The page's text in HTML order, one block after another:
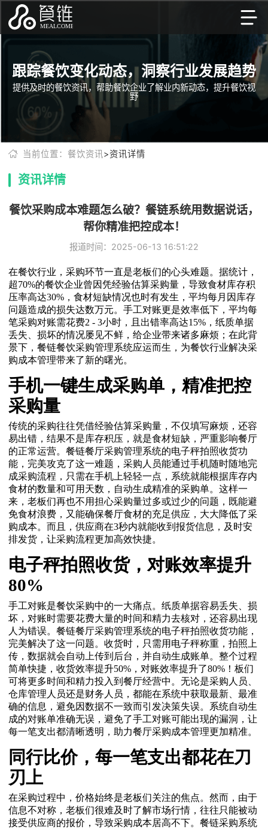
跟踪餐饮变化动态，洞察行业发展趋势
提供及时的餐饮资讯，帮助餐饮企业了解业内新动态，提升餐饮视
野
当前位置：餐饮资讯 >资讯详情
资讯详情
餐饮采购成本难题怎么破？餐链系统用数据说话，
帮你精准把控成本！
报道时间：2025-06-13 16:51:22
在餐饮行业，采购环节一直是老板们的心头难题。据统计，
超70%的餐饮企业曾因凭经验估算采购量，导致食材库存积
压率高达30%，食材短缺情况也时有发生，平均每月因库存
问题造成的损失达数万元。手工对账更是效率低下，平均每
笔采购对账需花费2 - 3小时，且出错率高达15%，纸质单据
丢失、损坏的情况屡见不鲜，给企业带来诸多麻烦；在此背
景下，餐链餐饮采购管理系统应运而生，为餐饮行业解决采
购成本管理带来了新的曙光。
手机一键生成采购单，精准把控
采购量
传统的采购往往凭借经验估算采购量，不仅填写麻烦，还容
易出错，结果不是库存积压，就是食材短缺，严重影响餐厅
的正常运营。餐链餐厅采购管理系统的电子秤拍照收货功
能，完美攻克了这一难题，采购人员能通过手机随时随地完
成采购流程，只需在手机上轻轻一点，系统就能根据库存内
食材的数量和可用天数，自动生成精准的采购单。这样一
来，老板们再也不用担心采购量过多或过少的问题，既能避
免食材浪费，又能确保餐厅食材的充足供应，大大降低了采
购成本。而且，供应商在3秒内就能收到报货信息，及时安
排发货，让采购流程更加高效快捷。
电子秤拍照收货，对账效率提升
80%
手工对账是餐饮采购中的一大痛点。纸质单据容易丢失、损
坏，对账时需要花费大量的时间和精力去核对，还容易出现
人为错误。餐链餐厅采购管理系统的电子秤拍照收货功能，
完美解决了这一问题。收货时，只需用电子秤称重，拍照上
传，数据就会自动上传到后台，并自动生成账单。整个过程
简单快捷，收货效率提升50%，对账效率提升了80%！板们
可将更多时间和精力投入到餐厅经营中。无论是采购人员、
仓库管理人员还是财务人员，都能在系统中获取最新、最准
确的信息，避免因数据不一致而引发决策失误。系统自动生
成的对账单准确无误，避免了手工对账可能出现的漏洞，让
每一笔支出都清晰透明，助力餐厅采购成本管理更加精准。
同行比价，每一笔支出都花在刀
刃上
在采购过程中，价格始终是老板们关注的焦点。然而，由于
信息不对称，老板们很难及时了解市场行情，往往只能被动
接受供应商的报价，导致采购成本居高不下。餐链采购系统